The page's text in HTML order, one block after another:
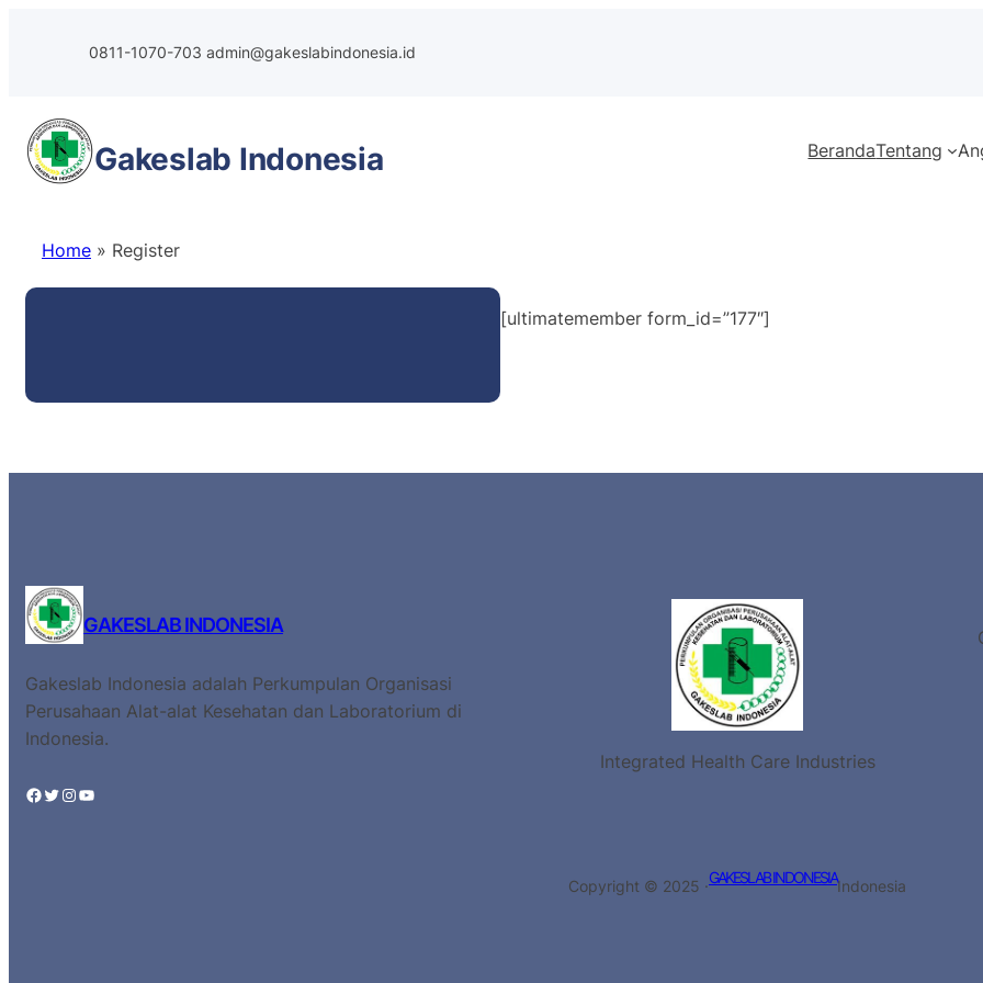
0811-1070-703 admin@gakeslabindonesia.id
Gakeslab Indonesia BerandaTentang
Home » Register
[ultimatemember form_id=”177″]
GAKESLAB INDONESIA
Gakeslab Indonesia adalah Perkumpulan Organisasi
Perusahaan Alat-alat Kesehatan dan Laboratorium di
Indonesia.
Facebook Twitter Instagram YouTube
Integrated Health Care Industries
Copyright © 2025 ·GAKESLAB INDONESIAIndonesia